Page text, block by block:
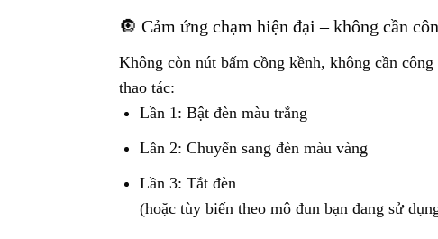
🔘 Cảm ứng chạm hiện đại – không cần
Không còn nút bấm cồng kềnh, không cần
thao tác:
Lần 1: Bật đèn màu trắng
Lần 2: Chuyển sang đèn màu vàng
Lần 3: Tắt đèn
(hoặc tùy biến theo mô đun bạn đang sử